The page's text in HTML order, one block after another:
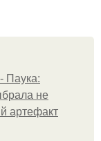
Паука:
не
артефакт